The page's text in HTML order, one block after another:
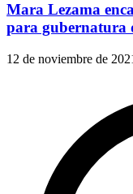
Mara Lezama
para gubernatura
12 de noviembre de